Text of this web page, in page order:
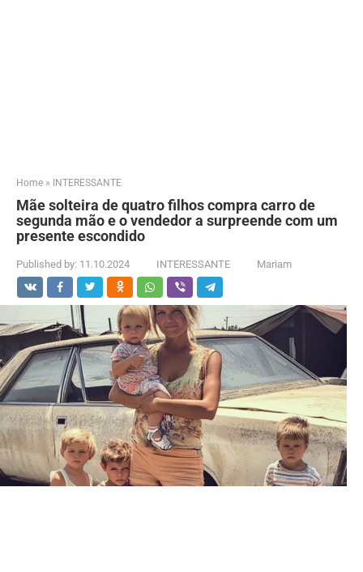
Home » INTERESSANTE
Mãe solteira de quatro filhos compra carro de
segunda mão e o vendedor a surpreende com um
presente escondido
Published by: 11.10.2024 INTERESSANTE Mariam